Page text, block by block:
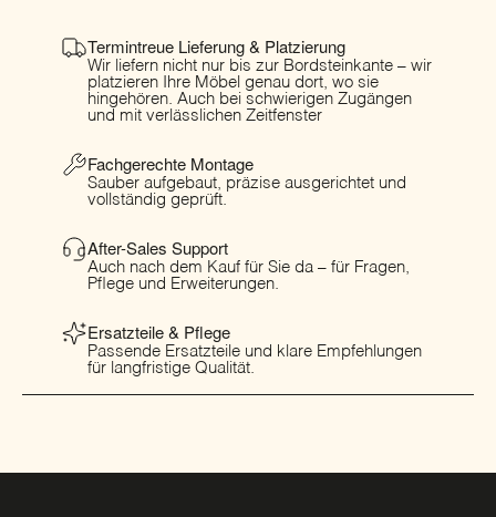
Termintreue Lieferung & Platzierung
Wir liefern nicht nur bis zur Bordsteinkante – wir
platzieren Ihre Möbel genau dort, wo sie
hingehören. Auch bei schwierigen Zugängen
und mit verlässlichen Zeitfenster
Fachgerechte Montage
Sauber aufgebaut, präzise ausgerichtet und
vollständig geprüft.
After-Sales Support
Auch nach dem Kauf für Sie da – für Fragen,
Pflege und Erweiterungen.
Ersatzteile & Pflege
Passende Ersatzteile und klare Empfehlungen
für langfristige Qualität.